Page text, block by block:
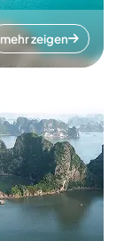
mehr zeigen